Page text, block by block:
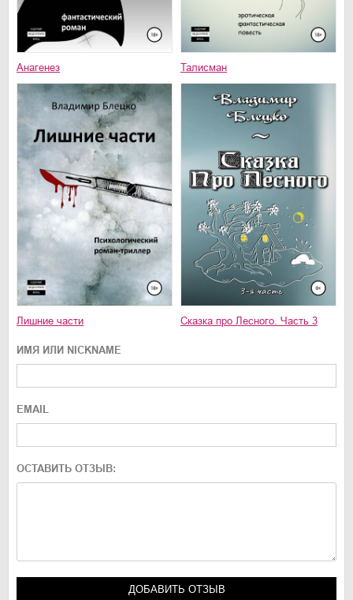
Анагенез Талисман
Лишние части Сказка про Лесного. Часть 3
ИМЯ ИЛИ NICKNAME
EMAIL
ОСТАВИТЬ ОТЗЫВ: